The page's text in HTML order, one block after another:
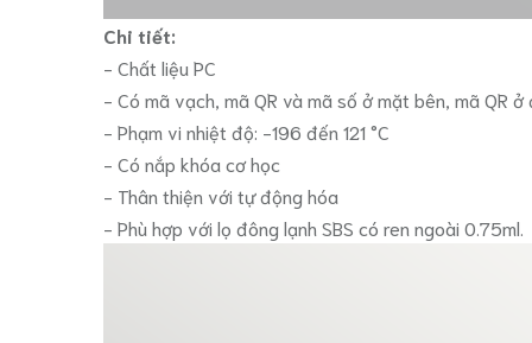
Chi tiết:
- Chất liệu PC
- Có mã vạch, mã QR và mã số ở mặt bên, mã QR
- Phạm vi nhiệt độ: -196 đến 121 °C
- Có nắp khóa cơ học
- Thân thiện với tự động hóa
- Phù hợp với lọ đông lạnh SBS có ren ngoài 0.75ml.